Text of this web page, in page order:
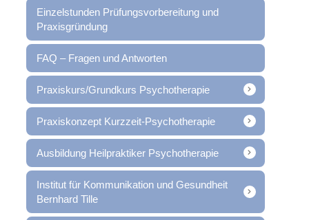
Einzelstunden Prüfungsvorbereitung und
Praxisgründung
FAQ – Fragen und Antworten
Praxiskurs/Grundkurs Psychotherapie
Praxiskonzept Kurzzeit-Psychotherapie
Ausbildung Heilpraktiker Psychotherapie
Institut für Kommunikation und Gesundheit
Bernhard Tille